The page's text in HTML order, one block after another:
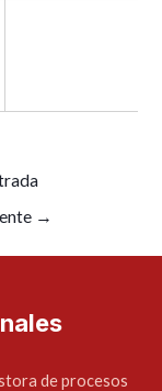
→
de procesos